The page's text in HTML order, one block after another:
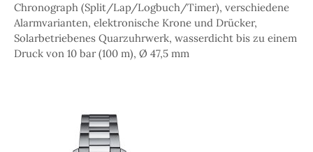
Chronograph (Split/Lap/Logbuch/Timer), verschiedene
Alarmvarianten, elektronische Krone und Drücker,
Solarbetriebenes Quarzuhrwerk, wasserdicht bis zu einem
Druck von 10 bar (100 m), Ø 47,5 mm